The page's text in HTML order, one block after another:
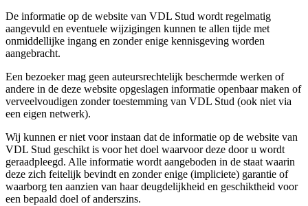
De informatie op de website van VDL Stud wordt regelmatig
aangevuld en eventuele wijzigingen kunnen te allen tijde met
onmiddellijke ingang en zonder enige kennisgeving worden
aangebracht.
Een bezoeker mag geen auteursrechtelijk beschermde werken of
andere in de deze website opgeslagen informatie openbaar maken of
verveelvoudigen zonder toestemming van VDL Stud (ook niet via
een eigen netwerk).
Wij kunnen er niet voor instaan dat de informatie op de website van
VDL Stud geschikt is voor het doel waarvoor deze door u wordt
geraadpleegd. Alle informatie wordt aangeboden in de staat waarin
deze zich feitelijk bevindt en zonder enige (impliciete) garantie of
waarborg ten aanzien van haar deugdelijkheid en geschiktheid voor
een bepaald doel of anderszins.